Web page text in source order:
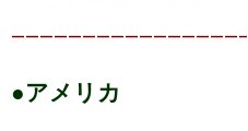
————————————————–
●アメリカ